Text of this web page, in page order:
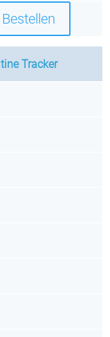
Bestellen
tine Tracker